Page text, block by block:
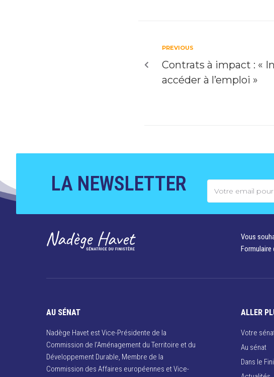
PREVIOUS
Contrats à impact : «
accéder à l’emploi »
LA NEWSLETTER
Vous
AU SÉNAT
Nadège Havet est Vice-Présidente de la
Commission de l’Aménagement du Territoire et du
Développement Durable, Membre de la
Commission des Affaires européennes et Vice-
ALLER
Votre
Au sénat
Dans le